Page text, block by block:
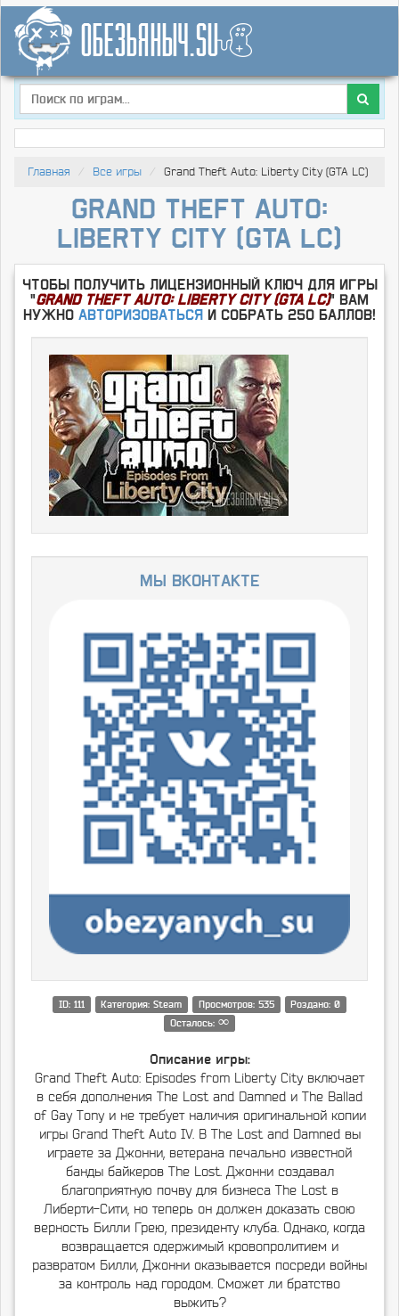
Главная Все игры Grand Theft Auto: Liberty City (GTA LC)
Grand Theft Auto:
Liberty City (GTA LC)
Чтобы получить лицензионный ключ для игры
"Grand Theft Auto: Liberty City (GTA LC)" Вам
нужно Авторизоваться и собрать 250 баллов!
Мы ВКонтакте
ID: 111 Категория: Steam Просмотров: 535
Роздано: 0
Осталось: ∞
Описание игры:
Grand Theft Auto: Episodes from Liberty City включает
в себя дополнения The Lost and Damned и The Ballad
of Gay Tony и не требует наличия оригинальной копии
игры Grand Theft Auto IV. В The Lost and Damned вы
играете за Джонни, ветерана печально известной
банды байкеров The Lost. Джонни создавал
благоприятную почву для бизнеса The Lost в
Либерти-Сити, но теперь он должен доказать свою
верность Билли Грею, президенту клуба. Однако, когда
возвращается одержимый кровопролитием и
развратом Билли, Джонни оказывается посреди войны
за контроль над городом. Сможет ли братство
выжить?